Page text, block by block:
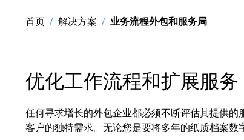
首页 解决方案 业务流程外包和服务局
优化工作流程和扩展服务
任何寻求增长的外包企业都必须不断评估其提供
客户的独特需求。无论您是要将多年的纸质档案